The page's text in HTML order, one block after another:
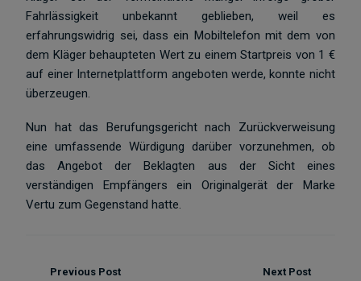
Fahrlässigkeit unbekannt geblieben, weil es
erfahrungswidrig sei, dass ein Mobiltelefon mit dem von
dem Kläger behaupteten Wert zu einem Startpreis von 1 €
auf einer Internetplattform angeboten werde, konnte nicht
überzeugen.
Nun hat das Berufungsgericht nach Zurückverweisung
eine umfassende Würdigung darüber vorzunehmen, ob
das Angebot der Beklagten aus der Sicht eines
verständigen Empfängers ein Originalgerät der Marke
Vertu zum Gegenstand hatte.
Previous Post Next Post